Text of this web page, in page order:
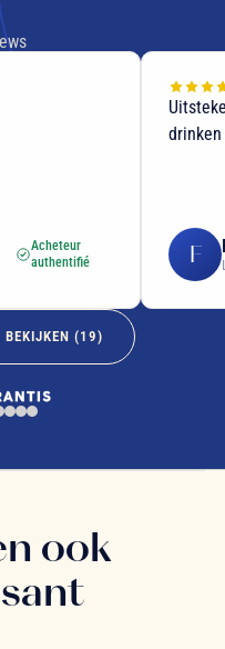
Acheteur
authentifié
F
BEKIJKEN (19)
ook